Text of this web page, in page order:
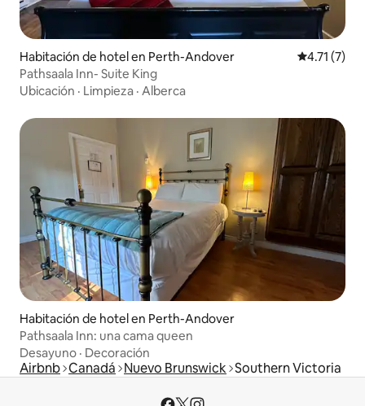
Habitación de hotel en Perth-Andover Calificación
4.71 (7)
Pathsaala Inn- Suite King
Ubicación · Limpieza · Alberca
Habitación de hotel en Perth-Andover
Pathsaala Inn: una cama queen
Desayuno · Decoración
Airbnb Canadá Nuevo Brunswick Southern Victoria